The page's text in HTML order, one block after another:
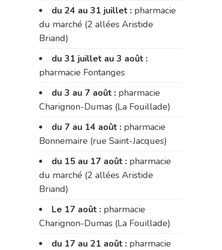
du 24 au 31 juillet : pharmacie
du marché (2 allées Aristide
Briand)
du 31 juillet au 3 août :
pharmacie Fontanges
du 3 au 7 août : pharmacie
Charignon-Dumas (La Fouillade)
du 7 au 14 août : pharmacie
Bonnemaire (rue Saint-Jacques)
du 15 au 17 août : pharmacie
du marché (2 allées Aristide
Briand)
Le 17 août : pharmacie
Charignon-Dumas (La Fouillade)
du 17 au 21 août : pharmacie